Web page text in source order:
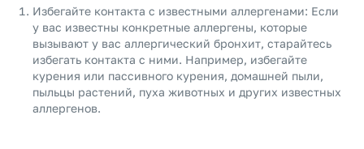
Избегайте контакта с известными аллергенами: Если
у вас известны конкретные аллергены, которые
вызывают у вас аллергический бронхит, старайтесь
избегать контакта с ними. Например, избегайте
курения или пассивного курения, домашней пыли,
пыльцы растений, пуха животных и других известных
аллергенов.